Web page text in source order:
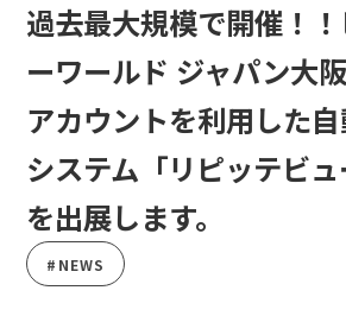
過去最大規模で開催！
ーワールド ジャパン大
アカウントを利用した
システム「リピッテビュ
を出展します。
#NEWS